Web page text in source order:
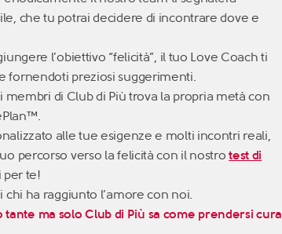
che tu potrai decidere di incontrare dove e
l’obiettivo “felicità”, il tuo Love Coach ti
fornendoti preziosi suggerimenti.
membri di Club di Più trova la propria metà con
alle tue esigenze e molti incontri reali,
percorso verso la felicità con il nostrotest di
per te!
chi ha raggiunto l’amore con noi.
tante ma solo Club di Più sa come prendersi cura